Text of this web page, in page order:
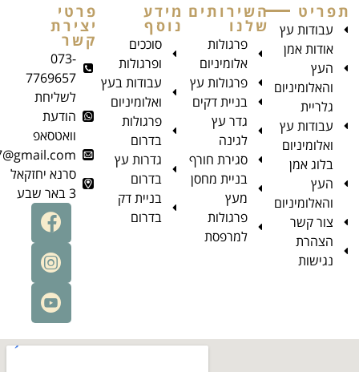
השירותים
שלנו
פרגולות
אלומיניום
פרגולות עץ
בניית דקים
גדר עץ
לגינה
סגירת חורף
בניית מחסן
מעץ
פרגולות
למרפסת
מידע
נוסף
סוככים
ופרגולות
עבודות בעץ
ואלומיניום
פרגולות
בדרום
גדרות עץ
בדרום
בניית דק
בדרום
פרטי
יצירת
קשר
073-
7769657
לשליחת
הודעת
וואטסאפ
aman.top8787@gmail.com
סרנא יחזקאל
3 באר שבע